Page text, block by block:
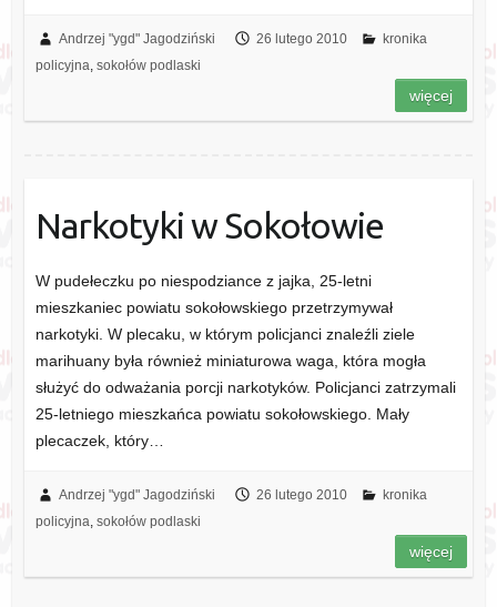
Andrzej "ygd" Jagodziński 26 lutego 2010
kronika
policyjna sokołów podlaski
więcej
Narkotyki w Sokołowie
W pudełeczku po niespodziance z jajka, 25-letni
mieszkaniec powiatu sokołowskiego przetrzymywał
narkotyki. W plecaku, w którym policjanci znaleźli ziele
marihuany była również miniaturowa waga, która mogła
służyć do odważania porcji narkotyków. Policjanci zatrzymali
25-letniego mieszkańca powiatu sokołowskiego. Mały
plecaczek, który…
Andrzej "ygd" Jagodziński 26 lutego 2010
kronika
policyjna sokołów podlaski
więcej